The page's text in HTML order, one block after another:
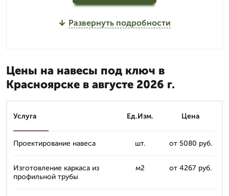
Развернуть подробности
Цены на навесы под ключ в
Красноярске в августе 2026 г.
Услуга Ед.Изм. Цена
Проектирование навеса шт. от 5080 руб.
Изготовление каркаса из
профильной трубы
м2 от 4267 руб.